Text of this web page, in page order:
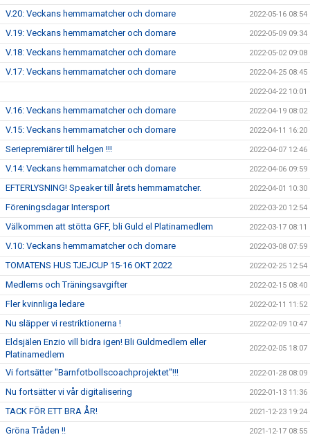
V.20: Veckans hemmamatcher och domare 2022-05-16 08:54
V.19: Veckans hemmamatcher och domare 2022-05-09 09:34
V.18: Veckans hemmamatcher och domare 2022-05-02 09:08
V.17: Veckans hemmamatcher och domare 2022-04-25 08:45
2022-04-22 10:01
V.16: Veckans hemmamatcher och domare 2022-04-19 08:02
V.15: Veckans hemmamatcher och domare 2022-04-11 16:20
Seriepremiärer till helgen !!! 2022-04-07 12:46
V.14: Veckans hemmamatcher och domare 2022-04-06 09:59
EFTERLYSNING! Speaker till årets hemmamatcher. 2022-04-01 10:30
Föreningsdagar Intersport 2022-03-20 12:54
Välkommen att stötta GFF, bli Guld el Platinamedlem 2022-03-17 08:11
V.10: Veckans hemmamatcher och domare 2022-03-08 07:59
TOMATENS HUS TJEJCUP 15-16 OKT 2022 2022-02-25 12:54
Medlems och Träningsavgifter 2022-02-15 08:40
Fler kvinnliga ledare 2022-02-11 11:52
Nu släpper vi restriktionerna ! 2022-02-09 10:47
Eldsjälen Enzio vill bidra igen! Bli Guldmedlem eller
Platinamedlem
2022-02-05 18:07
Vi fortsätter "Barnfotbollscoachprojektet"!!! 2022-01-28 08:09
Nu fortsätter vi vår digitalisering 2022-01-13 11:36
TACK FÖR ETT BRA ÅR! 2021-12-23 19:24
Gröna Tråden !! 2021-12-17 08:55